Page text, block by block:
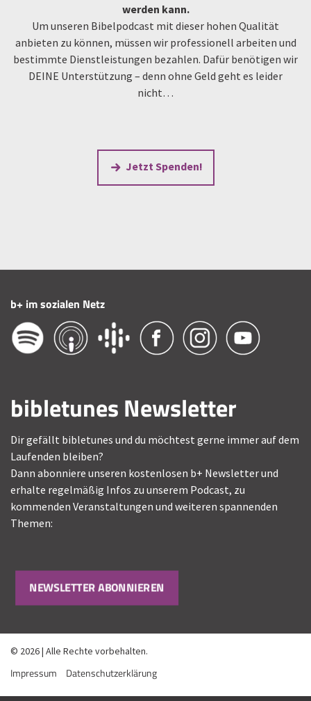
werden kann.
Um unseren Bibelpodcast mit dieser hohen Qualität
anbieten zu können, müssen wir professionell arbeiten und
bestimmte Dienstleistungen bezahlen. Dafür benötigen wir
DEINE Unterstützung – denn ohne Geld geht es leider
nicht…
Jetzt Spenden!
b+ im sozialen Netz
bibletunes Newsletter
Dir gefällt bibletunes und du möchtest gerne immer auf dem
Laufenden bleiben?
Dann abonniere unseren kostenlosen b+ Newsletter und
erhalte regelmäßig Infos zu unserem Podcast, zu
kommenden Veranstaltungen und weiteren spannenden
Themen:
NEWSLETTER ABONNIEREN
© 2026 | Alle Rechte vorbehalten.
Impressum Datenschutzerklärung